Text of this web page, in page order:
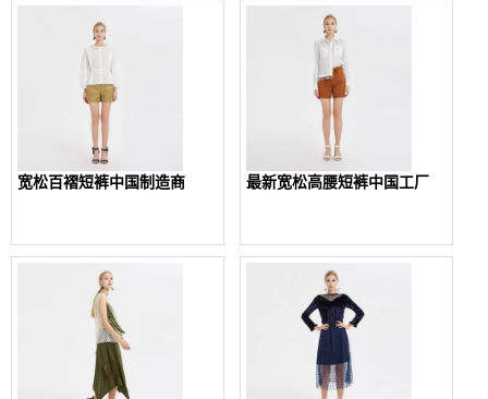
宽松百褶短裤中国制造商 最新宽松高腰短裤中国工厂